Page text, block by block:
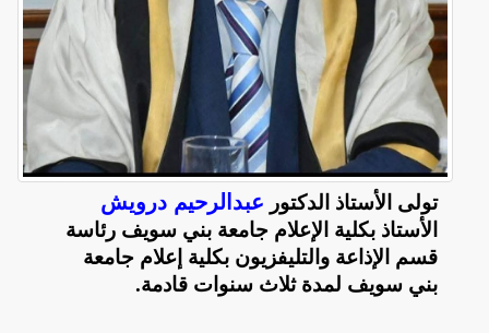
تولى الأستاذ الدكتور عبدالرحيم درويش
الأستاذ بكلية الإعلام جامعة بني سويف رئاسة
قسم الإذاعة والتليفزيون بكلية إعلام جامعة
بني سويف لمدة ثلاث سنوات قادمة.